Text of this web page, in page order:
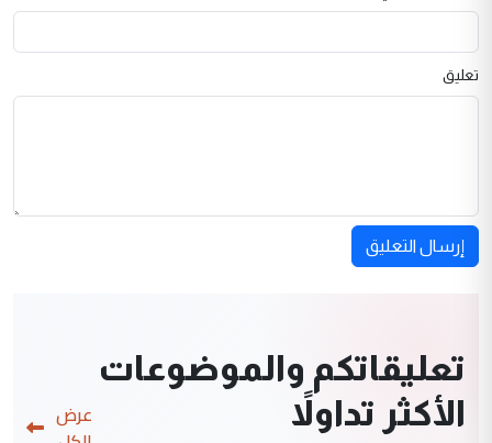
تعليق
إرسال التعليق
تعليقاتكم والموضوعات
الأكثر تداولاً
عرض